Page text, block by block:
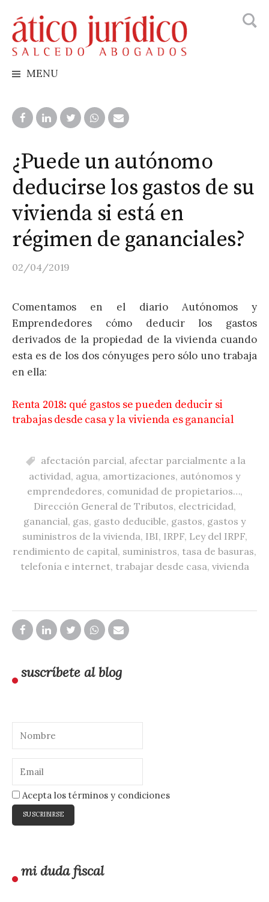
to
content
MENU
¿Puede un autónomo
deducirse los gastos de su
vivienda si está en
régimen de gananciales?
02/04/2019
Comentamos en el diario Autónomos y
Emprendedores cómo deducir los gastos
derivados de la propiedad de la vivienda cuando
esta es de los dos cónyuges pero sólo uno trabaja
en ella:
Renta 2018: qué gastos se pueden deducir si
trabajas desde casa y la vivienda es ganancial
afectación parcial, afectar parcialmente a la
actividad, agua, amortizaciones, autónomos y
emprendedores, comunidad de propietarios…,
Dirección General de Tributos, electricidad,
ganancial, gas, gasto deducible, gastos, gastos y
suministros de la vivienda, IBI, IRPF, Ley del IRPF,
rendimiento de capital, suministros, tasa de basuras,
telefonía e internet, trabajar desde casa, vivienda
suscríbete al blog
Acepta los términos y condiciones
mi duda fiscal